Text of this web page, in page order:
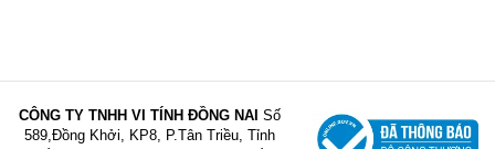
CÔNG TY TNHH VI TÍNH ĐỒNG NAI Số
589,Đồng Khởi, KP8, P.Tân Triều, Tỉnh